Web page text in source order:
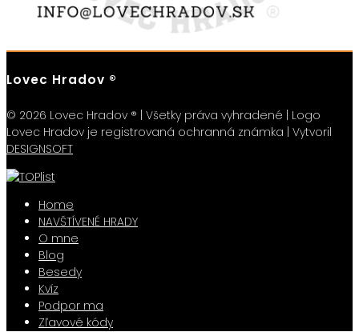
Lovec Hradov ®
© 2026 Lovec Hradov ® | Všetky práva vyhradené | Logo
Lovec Hradov je registrovaná ochranná známka | Vytvoril
DESIGNSOFT
Home
NAVŠTÍVENÉ HRADY
O mne
Blog
Besedy
Kvíz
Podpor ma
Zľavové kódy